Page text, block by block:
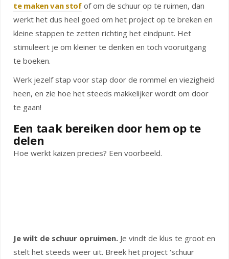
te maken van stofof om de schuur op te ruimen, dan
werkt het dus heel goed om het project op te breken en
kleine stappen te zetten richting het eindpunt. Het
stimuleert je om kleiner te denken en toch vooruitgang
te boeken.
Werk jezelf stap voor stap door de rommel en viezigheid
heen, en zie hoe het steeds makkelijker wordt om door
te gaan!
Een taak bereiken door hem op te
delen
Hoe werkt kaizen precies? Een voorbeeld.
Je wilt de schuur opruimen. Je vindt de klus te groot en
stelt het steeds weer uit. Breek het project ‘schuur